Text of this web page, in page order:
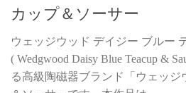
カップ＆ソーサー
ウェッジウッド デイジー ブルー
( Wedgwood Daisy Blue Teacup &
る高級陶磁器ブランド「ウェッ